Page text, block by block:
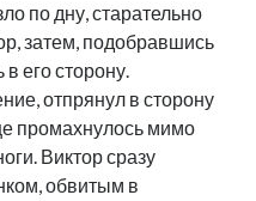
по дну, старательно
затем, подобравшись
в его сторону.
отпрянул в сторону
промахнулось мимо
Виктор сразу
обвитым в